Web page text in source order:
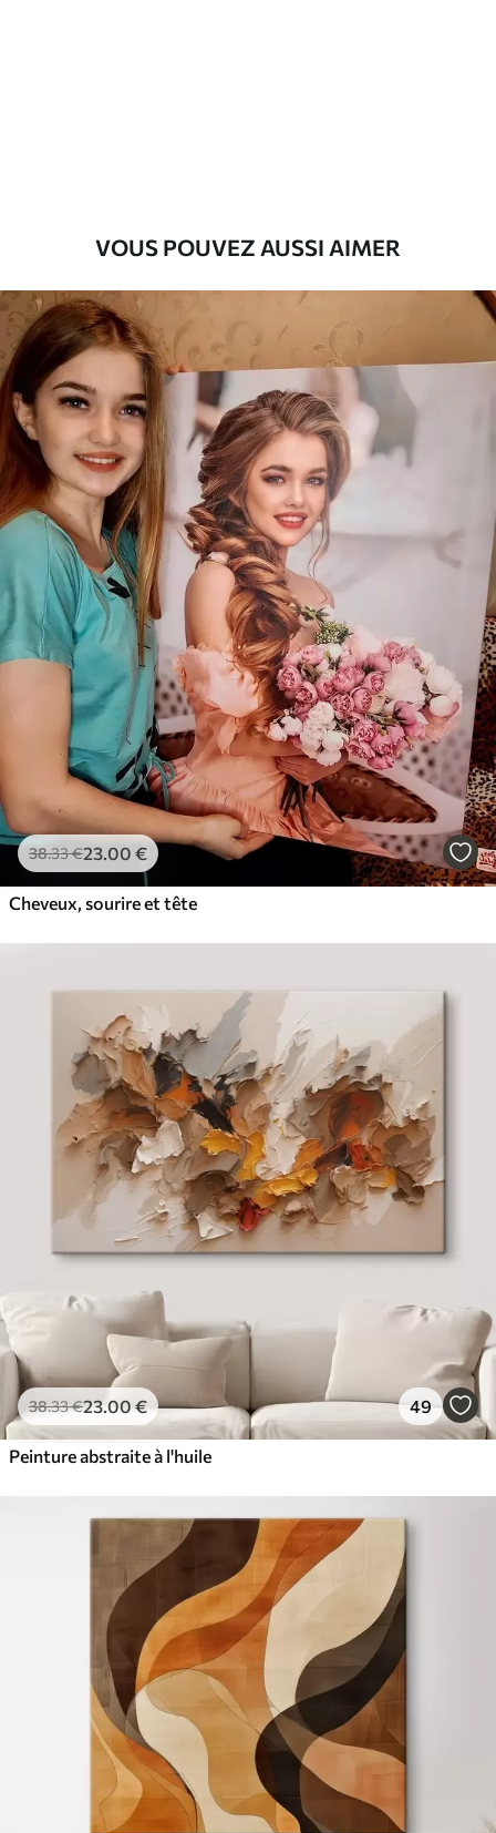
VOUS POUVEZ AUSSI AIMER
38.33€23 .00 €
Cheveux, sourire et tête
38.33€23.00 € 49
Peinture abstraite à l'huile